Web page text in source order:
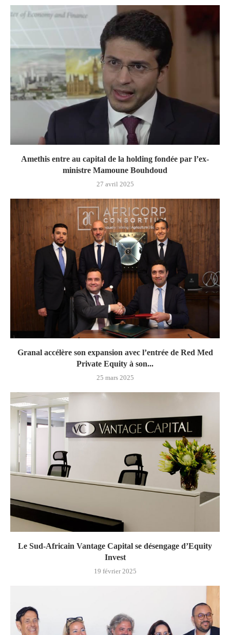
Amethis entre au capital de la holding fondée par l’ex-
ministre Mamoune Bouhdoud
27 avril 2025
Granal accélère son expansion avec l’entrée de Red Med
Private Equity à son...
25 mars 2025
Le Sud-Africain Vantage Capital se désengage d’Equity
Invest
19 février 2025